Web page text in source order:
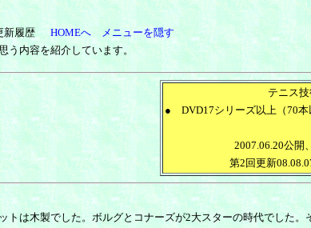
新履歴HOMEへ
メニューを隠す
内容を紹介しています。
テニス
● DVD17シリーズ以上（70
2007.06.20公開
第2回更新
トは木製でした。ボルグとコナーズが2大スターの時代でした